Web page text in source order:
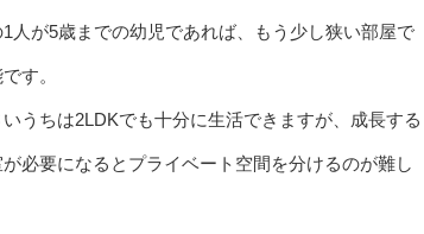
人が5歳までの幼児であれば、もう少し狭い部屋で
す。
うちは2LDKでも十分に生活できますが、成長する
必要になるとプライベート空間を分けるのが難し